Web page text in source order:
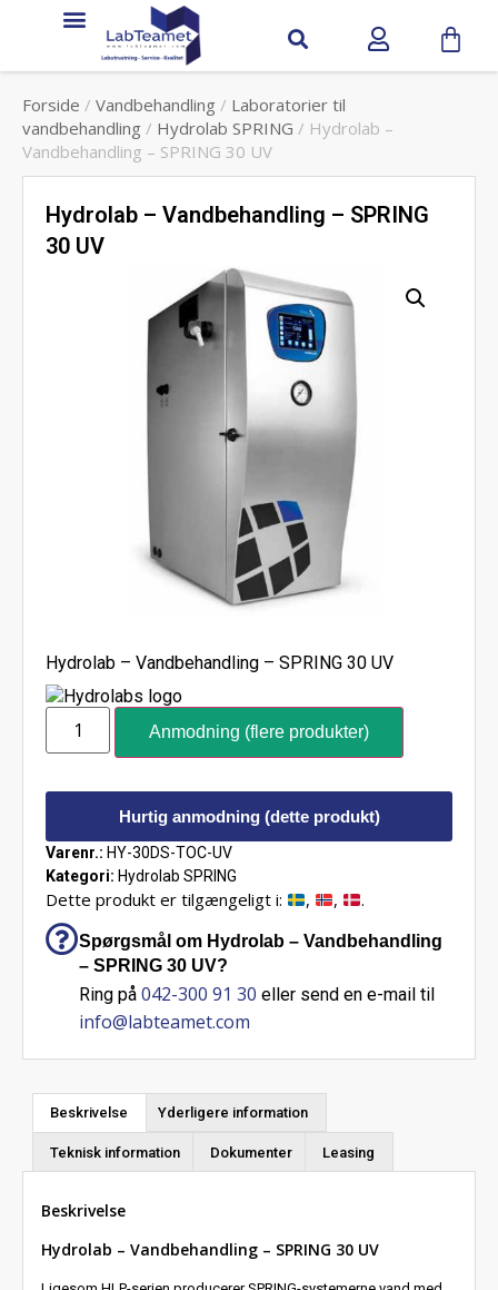
Forside / Vandbehandling / Laboratorier til
vandbehandling / Hydrolab SPRING / Hydrolab –
Vandbehandling – SPRING 30 UV
Hydrolab – Vandbehandling – SPRING
30 UV
Hydrolab – Vandbehandling – SPRING 30 UV
Anmodning (flere produkter)
Hurtig anmodning (dette produkt)
Varenr.: HY-30DS-TOC-UV
Kategori: Hydrolab SPRING
Dette produkt er tilgængeligt i: , , .
Spørgsmål om Hydrolab – Vandbehandling
– SPRING 30 UV?
Ring på 042-300 91 30 eller send en e-mail til
info@labteamet.com
Beskrivelse Yderligere information
Teknisk information Dokumenter Leasing
Beskrivelse
Hydrolab – Vandbehandling – SPRING 30 UV